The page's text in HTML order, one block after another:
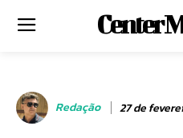
Center
Redação 27 de